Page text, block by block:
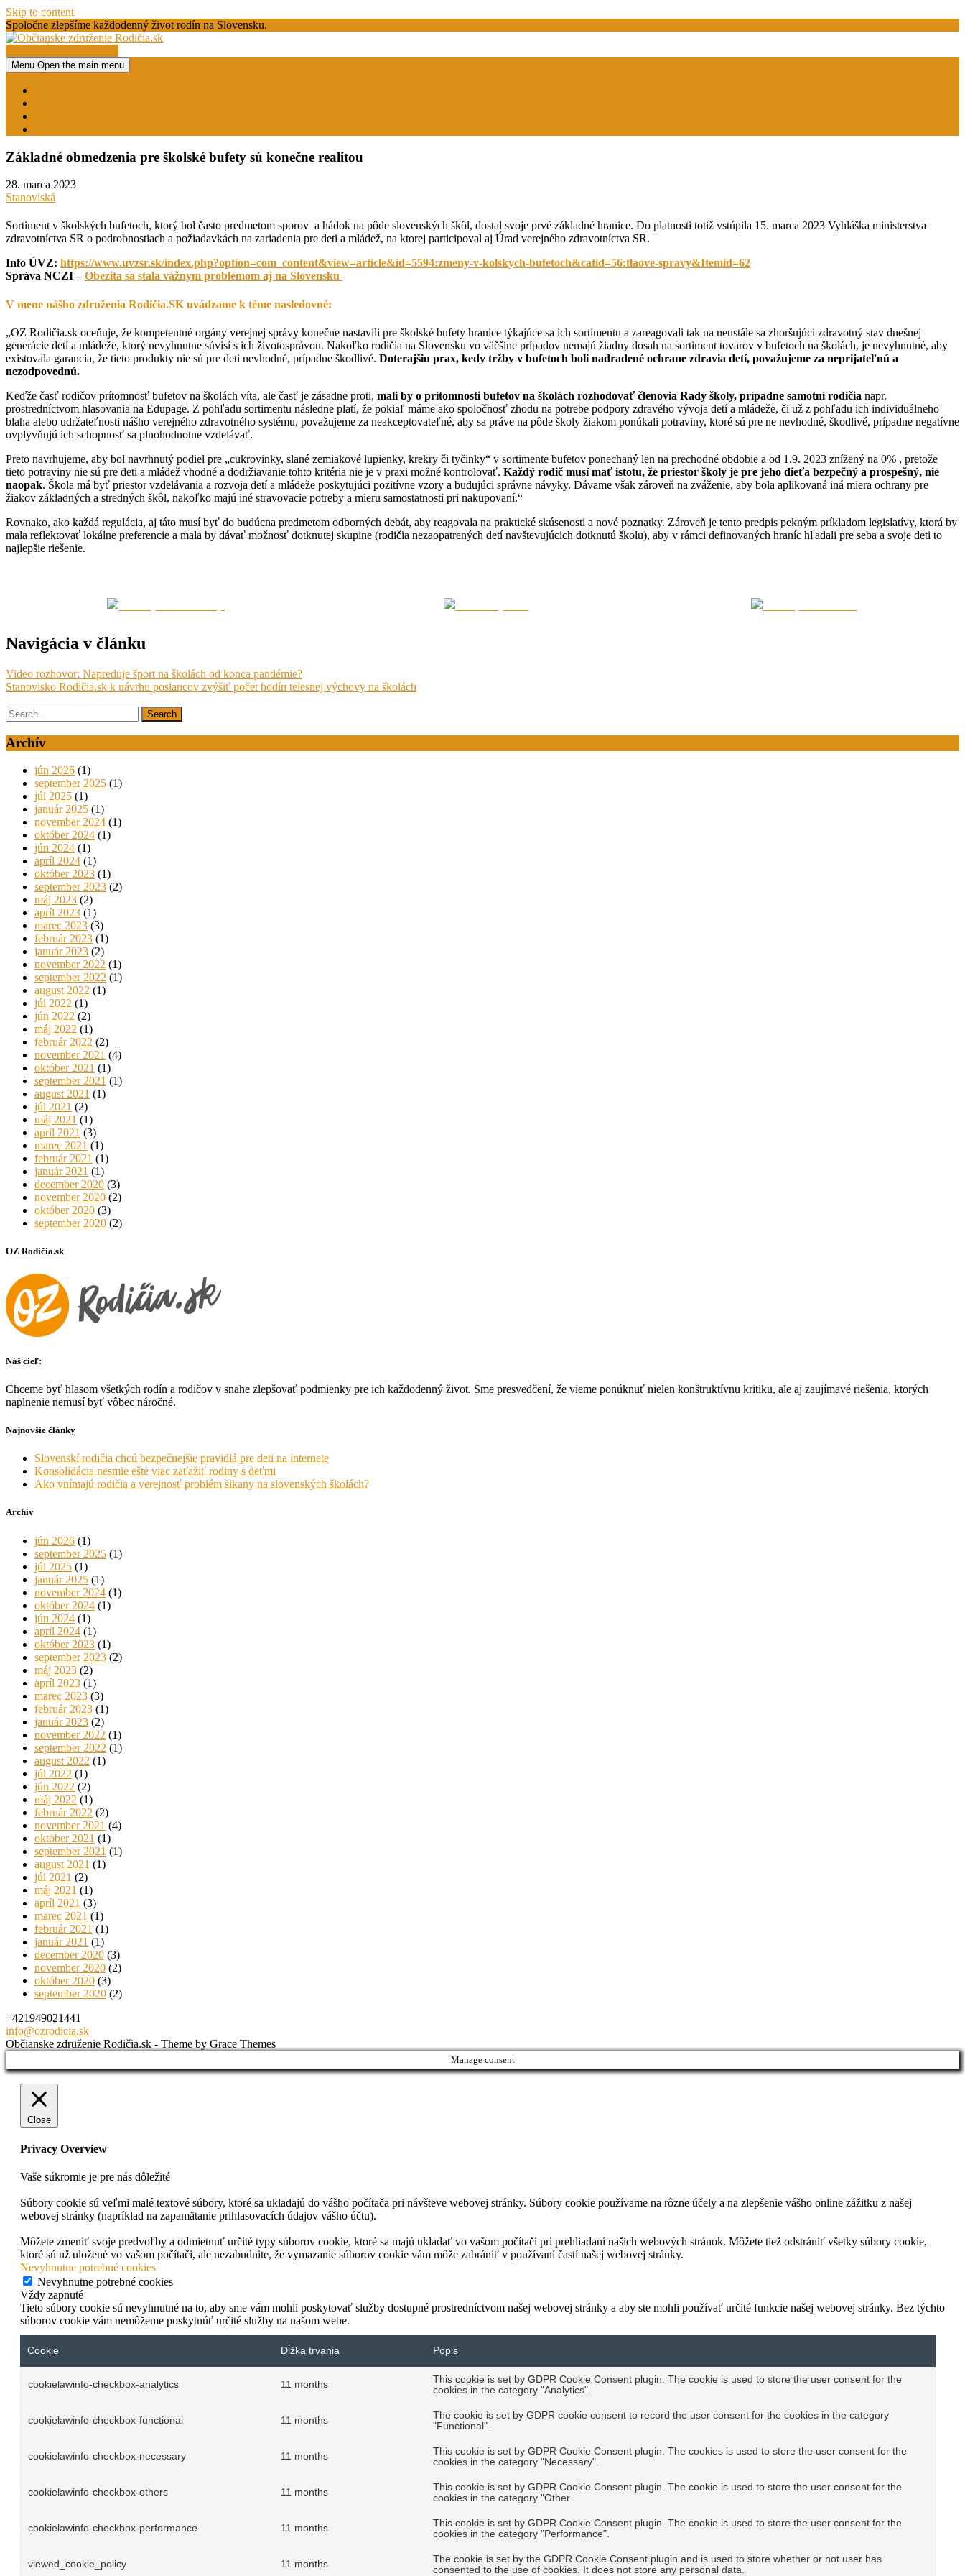
Skip to content
Spoločne zlepšíme každodenný život rodín na Slovensku.
Občianske združenie Rodičia.sk
Menu Open the main menu
Základné obmedzenia pre školské bufety sú konečne realitou
28. marca 2023
Stanoviská
Sortiment v školských bufetoch, ktorý bol často predmetom sporov a hádok na pôde slovenských škôl, dostal svoje prvé základné hranice. Do platnosti totiž vstúpila 15. marca 2023 Vyhláška ministerstva
zdravotníctva SR o podrobnostiach a požiadavkách na zariadenia pre deti a mládež, na ktorej participoval aj Úrad verejného zdravotníctva SR.
Info ÚVZ: https://www.uvzsr.sk/index.php?option=com_content&view=article&id=5594:zmeny-v-kolskych-bufetoch&catid=56:tlaove-spravy&Itemid=62
Správa NCZI –Obezita sa stala vážnym problémom aj na Slovensku
V mene nášho združenia Rodičia.SK uvádzame k téme nasledovné:
„OZ Rodičia.sk oceňuje, že kompetentné orgány verejnej správy konečne nastavili pre školské bufety hranice týkajúce sa ich sortimentu a zareagovali tak na neustále sa zhoršujúci zdravotný stav dnešnej
generácie detí a mládeže, ktorý nevyhnutne súvisí s ich životosprávou. Nakoľko rodičia na Slovensku vo väčšine prípadov nemajú žiadny dosah na sortiment tovarov v bufetoch na školách, je nevyhnutné, aby
existovala garancia, že tieto produkty nie sú pre deti nevhodné, prípadne škodlivé. Doterajšiu prax, kedy tržby v bufetoch boli nadradené ochrane zdravia detí, považujeme za neprijateľnú a
nezodpovednú.
Keďže časť rodičov prítomnosť bufetov na školách víta, ale časť je zásadne proti, mali by o prítomnosti bufetov na školách rozhodovať členovia Rady školy, prípadne samotní rodičia napr.
prostredníctvom hlasovania na Edupage. Z pohľadu sortimentu následne platí, že pokiaľ máme ako spoločnosť zhodu na potrebe podpory zdravého vývoja detí a mládeže, či už z pohľadu ich individuálneho
blaha alebo udržateľnosti nášho verejného zdravotného systému, považujeme za neakceptovateľné, aby sa práve na pôde školy žiakom ponúkali potraviny, ktoré sú pre ne nevhodné, škodlivé, prípadne negatívne
ovplyvňujú ich schopnosť sa plnohodnotne vzdelávať.
Preto navrhujeme, aby bol navrhnutý podiel pre „cukrovinky, slané zemiakové lupienky, krekry či tyčinky“ v sortimente bufetov ponechaný len na prechodné obdobie a od 1.9. 2023 znížený na 0% , pretože
tieto potraviny nie sú pre deti a mládež vhodné a dodržiavanie tohto kritéria nie je v praxi možné kontrolovať. Každý rodič musí mať istotu, že priestor školy je pre jeho dieťa bezpečný a prospešný, nie
naopak. Škola má byť priestor vzdelávania a rozvoja detí a mládeže poskytujúci pozitívne vzory a budujúci správne návyky. Dávame však zároveň na zváženie, aby bola aplikovaná iná miera ochrany pre
žiakov základných a stredných škôl, nakoľko majú iné stravovacie potreby a mieru samostatnosti pri nakupovaní.“
Rovnako, ako každá regulácia, aj táto musí byť do budúcna predmetom odborných debát, aby reagovala na praktické skúsenosti a nové poznatky. Zároveň je tento predpis pekným príkladom legislatívy, ktorá by
mala reflektovať lokálne preferencie a mala by dávať možnosť dotknutej skupine (rodičia nezaopatrených detí navštevujúcich dotknutú školu), aby v rámci definovaných hraníc hľadali pre seba a svoje deti to
najlepšie riešenie.
Navigácia v článku
Video rozhovor: Napreduje šport na školách od konca pandémie?
Stanovisko Rodičia.sk k návrhu poslancov zvýšiť počet hodín telesnej výchovy na školách
Archív
jún 2026 (1)
september 2025 (1)
júl 2025 (1)
január 2025 (1)
november 2024 (1)
október 2024 (1)
jún 2024 (1)
apríl 2024 (1)
október 2023 (1)
september 2023 (2)
máj 2023 (2)
apríl 2023 (1)
marec 2023 (3)
február 2023 (1)
január 2023 (2)
november 2022 (1)
september 2022 (1)
august 2022 (1)
júl 2022 (1)
jún 2022 (2)
máj 2022 (1)
február 2022 (2)
november 2021 (4)
október 2021 (1)
september 2021 (1)
august 2021 (1)
júl 2021 (2)
máj 2021 (1)
apríl 2021 (3)
marec 2021 (1)
február 2021 (1)
január 2021 (1)
december 2020 (3)
november 2020 (2)
október 2020 (3)
september 2020 (2)
OZ Rodičia.sk
Náš cieľ:
Chceme byť hlasom všetkých rodín a rodičov v snahe zlepšovať podmienky pre ich každodenný život. Sme presvedčení, že vieme ponúknuť nielen konštruktívnu kritiku, ale aj zaujímavé riešenia, ktorých
naplnenie nemusí byť vôbec náročné.
Najnovšie články
Slovenskí rodičia chcú bezpečnejšie pravidlá pre deti na internete
Konsolidácia nesmie ešte viac zaťažiť rodiny s deťmi
Ako vnímajú rodičia a verejnosť problém šikany na slovenských školách?
Archív
jún 2026 (1)
september 2025 (1)
júl 2025 (1)
január 2025 (1)
november 2024 (1)
október 2024 (1)
jún 2024 (1)
apríl 2024 (1)
október 2023 (1)
september 2023 (2)
máj 2023 (2)
apríl 2023 (1)
marec 2023 (3)
február 2023 (1)
január 2023 (2)
november 2022 (1)
september 2022 (1)
august 2022 (1)
júl 2022 (1)
jún 2022 (2)
máj 2022 (1)
február 2022 (2)
november 2021 (4)
október 2021 (1)
september 2021 (1)
august 2021 (1)
júl 2021 (2)
máj 2021 (1)
apríl 2021 (3)
marec 2021 (1)
február 2021 (1)
január 2021 (1)
december 2020 (3)
november 2020 (2)
október 2020 (3)
september 2020 (2)
+421949021441
info@ozrodicia.sk
Občianske združenie Rodičia.sk - Theme by Grace Themes
Manage consent
Close
Privacy Overview
Vaše súkromie je pre nás dôležité
Súbory cookie sú veľmi malé textové súbory, ktoré sa ukladajú do vášho počítača pri návšteve webovej stránky. Súbory cookie používame na rôzne účely a na zlepšenie vášho online zážitku z našej
webovej stránky (napríklad na zapamätanie prihlasovacích údajov vášho účtu).
Môžete zmeniť svoje predvoľby a odmietnuť určité typy súborov cookie, ktoré sa majú ukladať vo vašom počítači pri prehliadaní našich webových stránok. Môžete tiež odstrániť všetky súbory cookie,
ktoré sú už uložené vo vašom počítači, ale nezabudnite, že vymazanie súborov cookie vám môže zabrániť v používaní častí našej webovej stránky.
Nevyhnutne potrebné cookies
Nevyhnutne potrebné cookies
Vždy zapnuté
Tieto súbory cookie sú nevyhnutné na to, aby sme vám mohli poskytovať služby dostupné prostredníctvom našej webovej stránky a aby ste mohli používať určité funkcie našej webovej stránky. Bez týchto
súborov cookie vám nemôžeme poskytnúť určité služby na našom webe.
Cookie Dĺžka trvania Popis
cookielawinfo-checkbox-analytics 11 months
This cookie is set by GDPR Cookie Consent plugin. The cookie is used to store the user consent for the
cookies in the category "Analytics".
cookielawinfo-checkbox-functional 11 months
The cookie is set by GDPR cookie consent to record the user consent for the cookies in the category
"Functional".
cookielawinfo-checkbox-necessary 11 months
This cookie is set by GDPR Cookie Consent plugin. The cookies is used to store the user consent for the
cookies in the category "Necessary".
cookielawinfo-checkbox-others 11 months
This cookie is set by GDPR Cookie Consent plugin. The cookie is used to store the user consent for the
cookies in the category "Other.
cookielawinfo-checkbox-performance 11 months
This cookie is set by GDPR Cookie Consent plugin. The cookie is used to store the user consent for the
cookies in the category "Performance".
viewed_cookie_policy 11 months
The cookie is set by the GDPR Cookie Consent plugin and is used to store whether or not user has
consented to the use of cookies. It does not store any personal data.